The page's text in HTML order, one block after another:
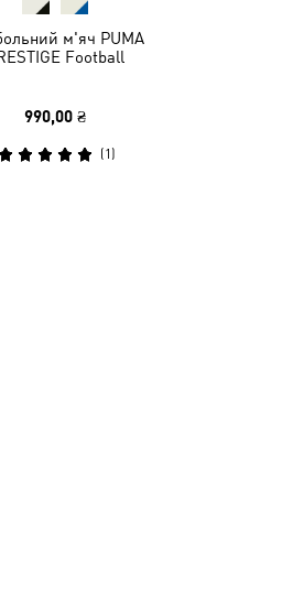
м'яч PUMA
Football
990,00 ₴
(1 )